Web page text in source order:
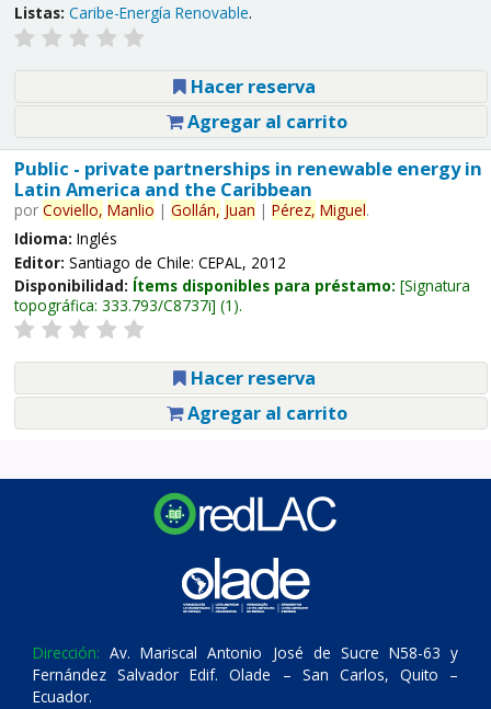
Listas: Caribe-Energía Renovable.
Hacer reserva
Agregar al carrito
Public - private partnerships in renewable energy in
Latin America and the Caribbean
por Coviello, Manlio | Gollán, Juan | Pérez, Miguel.
Idioma: Inglés
Editor: Santiago de Chile: CEPAL, 2012
Disponibilidad: Ítems disponibles para préstamo: Signatura
topográfica: 333.793/C8737i (1).
Hacer reserva
Agregar al carrito
Dirección: Av. Mariscal Antonio José de Sucre N58-63 y
Fernández Salvador Edif. Olade – San Carlos, Quito –
Ecuador.